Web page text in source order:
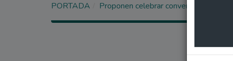
PORTADA Proponen celebrar convenios con la